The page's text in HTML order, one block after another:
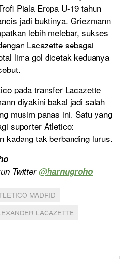
Piala Eropa U-19 tahun
jadi buktinya. Griezmann
lebih melebar, sukses
Lacazette sebagai
lima gol dicetak keduanya
pada transfer Lacazette
diyakini bakal jadi salah
musim panas ini. Satu yang
suporter Atletico:
kadang tak berbanding lurus.
Twitter@harnugroho
MADRID
LACAZETTE